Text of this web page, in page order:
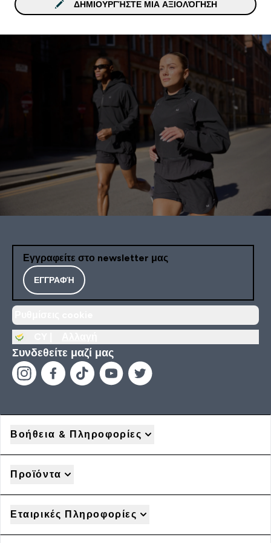
ΔΗΜΙΟΥΡΓΉΣΤΕ ΜΙΑ ΑΞΙΟΛΌΓΗΣΗ
Εγγραφείτε στο newsletter μας
ΕΓΓΡΑΦΉ
Συνδεθείτε μαζί μας
Βοήθεια & Πληροφορίες
Προϊόντα
Εταιρικές Πληροφορίες